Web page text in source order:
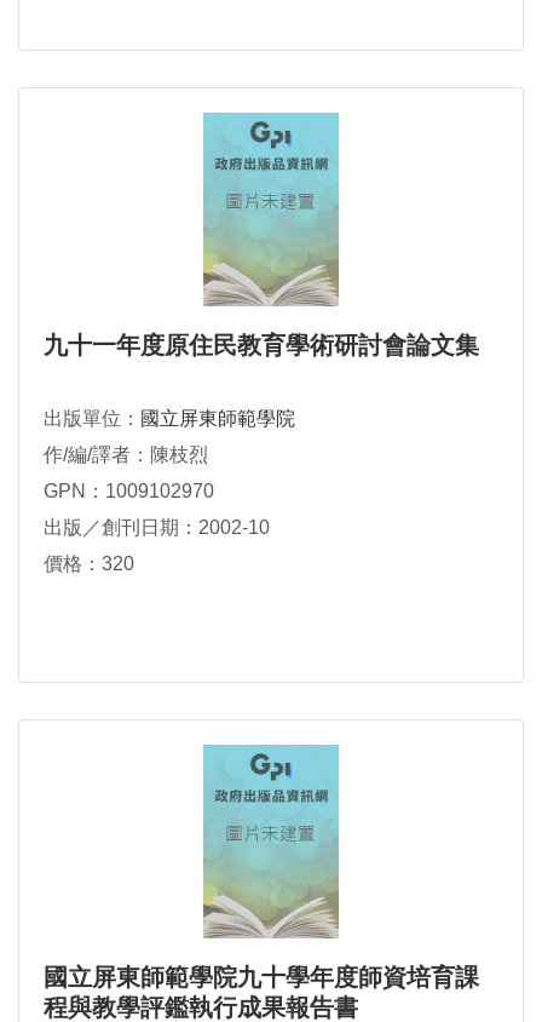
九十一年度原住民教育學術研討會論文集
出版單位： 國立屏東師範學院
作/編/譯者：陳枝烈
GPN：1009102970
出版／創刊日期：2002-10
價格：320
國立屏東師範學院九十學年度師資培育課
程與教學評鑑執行成果報告書